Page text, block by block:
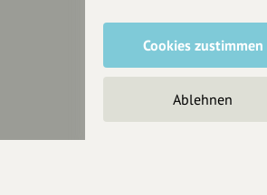
Inhalte vorschlagen
Cookies zustimmen
Ablehnen